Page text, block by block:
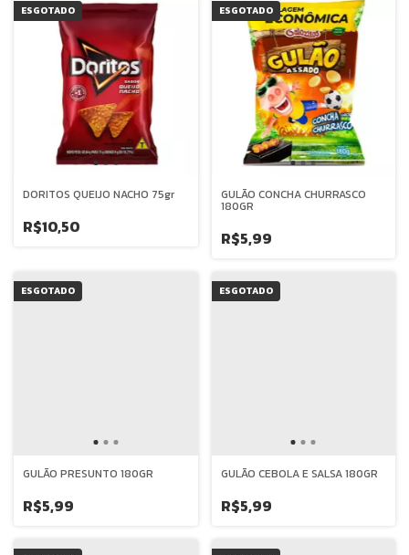
ESGOTADO
DORITOS QUEIJO NACHO 75gr
R$10,50
ESGOTADO
GULÃO CONCHA CHURRASCO
180GR
R$5,99
ESGOTADO
GULÃO PRESUNTO 180GR
R$5,99
ESGOTADO
GULÃO CEBOLA E SALSA 180GR
R$5,99